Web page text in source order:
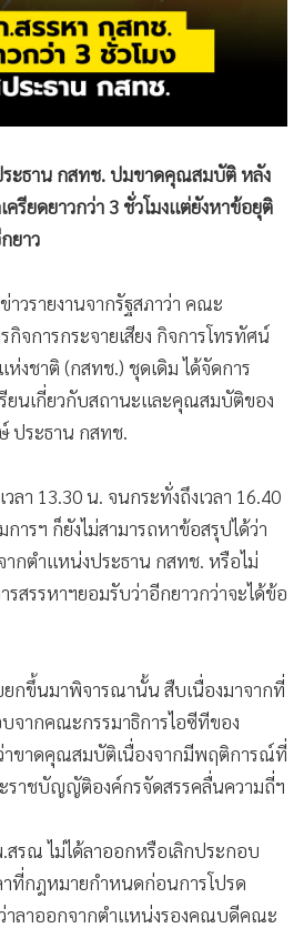
ระธาน กสทช. ปมขาดคุณสมบัติ หลัง
รียดยาวกว่า 3 ชั่วโมงแต่ยังหาข้อยุติ
ยาว
วรายงานจากรัฐสภาว่า คณะ
กิจการกระจายเสียง กิจการโทรทัศน์
งชาติ (กสทช.) ชุดเดิม ได้จัดการ
ยนเกี่ยวกับสถานะและคุณสมบัติของ
ระธาน กสทช.
ลา 13.30 น. จนกระทั่งถึงเวลา 16.40
รฯ ก็ยังไม่สามารถหาข้อสรุปได้ว่า
ตำแหน่งประธาน กสทช. หรือไม่
สรรหาฯยอมรับว่าอีกยาวกว่าจะได้ข้อ
กขึ้นมาพิจารณานั้น สืบเนื่องมาจากที่
จากคณะกรรมาธิการไอซีทีของ
ขาดคุณสมบัติเนื่องจากมีพฤติการณ์ที่
ราชบัญญัติองค์กรจัดสรรคลื่นความถี่ฯ
รณ ไม่ได้ลาออกหรือเลิกประกอบ
าที่กฎหมายกำหนดก่อนการโปรด
ว่าลาออกจากตำแหน่งรองคณบดีคณะ